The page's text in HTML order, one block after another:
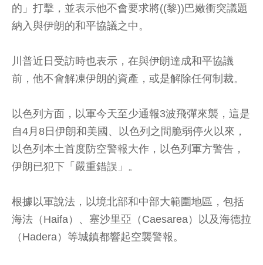
的」打擊，並表示他不會要求將((黎))巴嫩衝突議題
納入與伊朗的和平協議之中。
川普近日受訪時也表示，在與伊朗達成和平協議
前，他不會解凍伊朗的資產，或是解除任何制裁。
以色列方面，以軍今天至少通報3波飛彈來襲，這是
自4月8日伊朗和美國、以色列之間脆弱停火以來，
以色列本土首度防空警報大作，以色列軍方警告，
伊朗已犯下「嚴重錯誤」。
根據以軍說法，以境北部和中部大範圍地區，包括
海法（Haifa）、塞沙里亞（Caesarea）以及海德拉
（Hadera）等城鎮都響起空襲警報。